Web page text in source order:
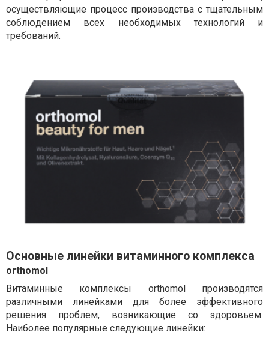
осуществляющие процесс производства с тщательным
соблюдением всех необходимых технологий и
требований.
Основные линейки витаминного комплекса
orthomol
Витаминные комплексы orthomol производятся
различными линейками для более эффективного
решения проблем, возникающие со здоровьем.
Наиболее популярные следующие линейки: